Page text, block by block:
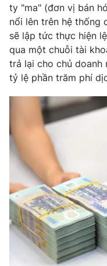
Email:toasoan@vtv.vn
Liên hệ quảng cáo:024-
® Cấm sao chép dưới
thuận bằng văn bản. Ghi
thông tin từ website này.
ty "ma" (đơn vị bán
nổi lên trên hệ thống
sẽ lập tức thực hiện
qua một chuỗi tài
trả lại cho chủ doanh
tỷ lệ phần trăm phí